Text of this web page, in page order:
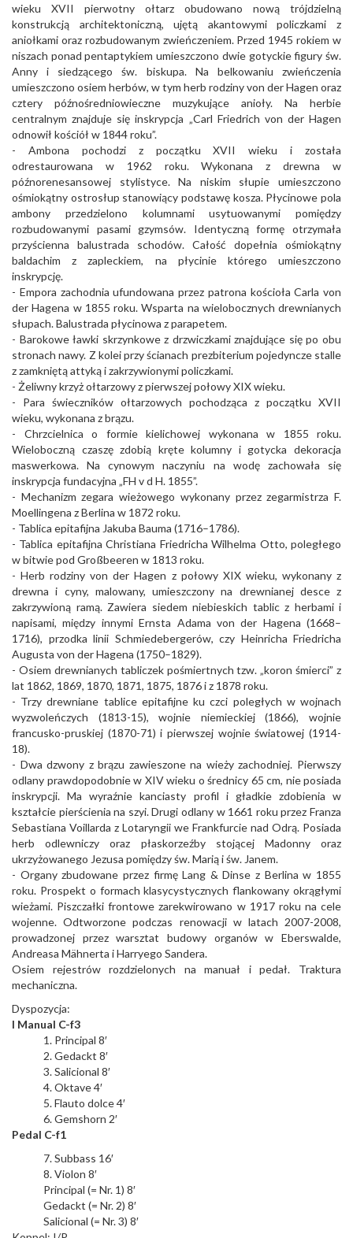
wieku XVII pierwotny ołtarz obudowano nową trójdzielną
konstrukcją architektoniczną, ujętą akantowymi policzkami z
aniołkami oraz rozbudowanym zwieńczeniem. Przed 1945 rokiem w
niszach ponad pentaptykiem umieszczono dwie gotyckie figury św.
Anny i siedzącego św. biskupa. Na belkowaniu zwieńczenia
umieszczono osiem herbów, w tym herb rodziny von der Hagen oraz
cztery późnośredniowieczne muzykujące anioły. Na herbie
centralnym znajduje się inskrypcja „Carl Friedrich von der Hagen
odnowił kościół w 1844 roku”.
- Ambona pochodzi z początku XVII wieku i została
odrestaurowana w 1962 roku. Wykonana z drewna w
późnorenesansowej stylistyce. Na niskim słupie umieszczono
ośmiokątny ostrosłup stanowiący podstawę kosza. Płycinowe pola
ambony przedzielono kolumnami usytuowanymi pomiędzy
rozbudowanymi pasami gzymsów. Identyczną formę otrzymała
przyścienna balustrada schodów. Całość dopełnia ośmiokątny
baldachim z zapleckiem, na płycinie którego umieszczono
inskrypcję.
- Empora zachodnia ufundowana przez patrona kościoła Carla von
der Hagena w 1855 roku. Wsparta na wielobocznych drewnianych
słupach. Balustrada płycinowa z parapetem.
- Barokowe ławki skrzynkowe z drzwiczkami znajdujące się po obu
stronach nawy. Z kolei przy ścianach prezbiterium pojedyncze stalle
z zamkniętą attyką i zakrzywionymi policzkami.
- Żeliwny krzyż ołtarzowy z pierwszej połowy XIX wieku.
- Para świeczników ołtarzowych pochodząca z początku XVII
wieku, wykonana z brązu.
- Chrzcielnica o formie kielichowej wykonana w 1855 roku.
Wieloboczną czaszę zdobią kręte kolumny i gotycka dekoracja
maswerkowa. Na cynowym naczyniu na wodę zachowała się
inskrypcja fundacyjna „FH v d H. 1855”.
- Mechanizm zegara wieżowego wykonany przez zegarmistrza F.
Moellingena z Berlina w 1872 roku.
- Tablica epitafijna Jakuba Bauma (1716–1786).
- Tablica epitafijna Christiana Friedricha Wilhelma Otto, poległego
w bitwie pod Großbeeren w 1813 roku.
- Herb rodziny von der Hagen z połowy XIX wieku, wykonany z
drewna i cyny, malowany, umieszczony na drewnianej desce z
zakrzywioną ramą. Zawiera siedem niebieskich tablic z herbami i
napisami, między innymi Ernsta Adama von der Hagena (1668–
1716), przodka linii Schmiedebergerów, czy Heinricha Friedricha
Augusta von der Hagena (1750–1829).
- Osiem drewnianych tabliczek pośmiertnych tzw. „koron śmierci” z
lat 1862, 1869, 1870, 1871, 1875, 1876 i z 1878 roku.
- Trzy drewniane tablice epitafijne ku czci poległych w wojnach
wyzwoleńczych (1813-15), wojnie niemieckiej (1866), wojnie
francusko-pruskiej (1870-71) i pierwszej wojnie światowej (1914-
18).
- Dwa dzwony z brązu zawieszone na wieży zachodniej. Pierwszy
odlany prawdopodobnie w XIV wieku o średnicy 65 cm, nie posiada
inskrypcji. Ma wyraźnie kanciasty profil i gładkie zdobienia w
kształcie pierścienia na szyi. Drugi odlany w 1661 roku przez Franza
Sebastiana Voillarda z Lotaryngii we Frankfurcie nad Odrą. Posiada
herb odlewniczy oraz płaskorzeźby stojącej Madonny oraz
ukrzyżowanego Jezusa pomiędzy św. Marią i św. Janem.
- Organy zbudowane przez firmę Lang & Dinse z Berlina w 1855
roku. Prospekt o formach klasycystycznych flankowany okrągłymi
wieżami. Piszczałki frontowe zarekwirowano w 1917 roku na cele
wojenne. Odtworzone podczas renowacji w latach 2007-2008,
prowadzonej przez warsztat budowy organów w Eberswalde,
Andreasa Mähnerta i Harryego Sandera.
Osiem rejestrów rozdzielonych na manuał i pedał. Traktura
mechaniczna.
Dyspozycja:
I Manual C-f3
1. Principal 8′
2. Gedackt 8′
3. Salicional 8′
4. Oktave 4′
5. Flauto dolce 4′
6. Gemshorn 2′
Pedal C-f1
7. Subbass 16′
8. Violon 8′
Principal (= Nr. 1) 8′
Gedackt (= Nr. 2) 8′
Salicional (= Nr. 3) 8′